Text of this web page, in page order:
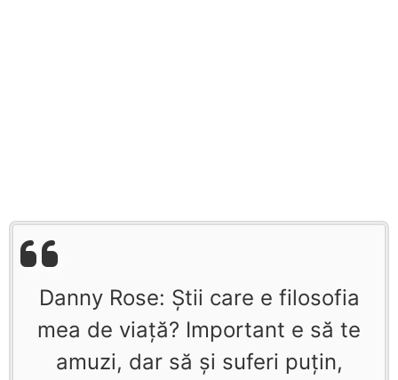
Danny Rose: Ştii care e filosofia
mea de viaţă? Important e să te
amuzi, dar să şi suferi puţin,